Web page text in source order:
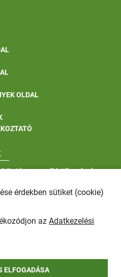
OLDAL
itatása a rendkívüli melegben
- kérések a lakosság felé
érdekben sütiket (cookie)
azAdatkezelési
ELFOGADÁSA